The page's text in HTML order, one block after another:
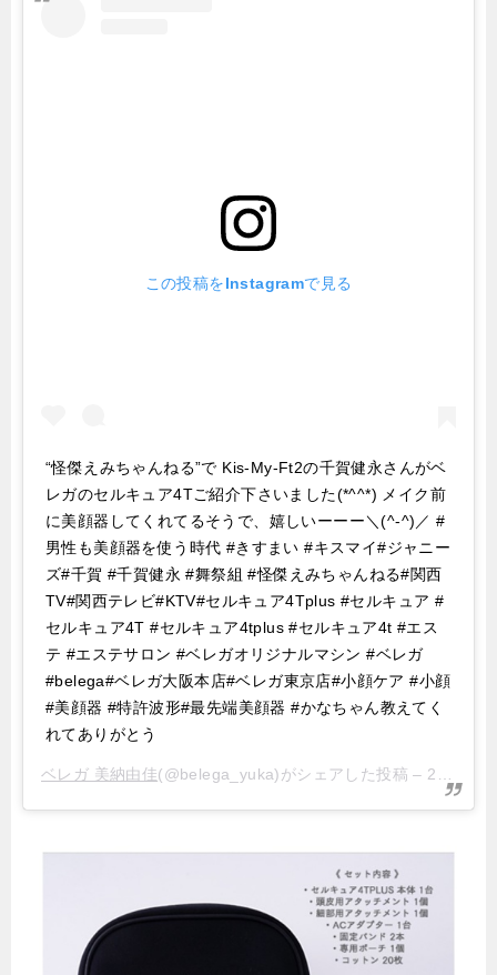
この投稿をInstagramで見る
“怪傑えみちゃんねる”で Kis-My-Ft2の千賀健永さんがベ
レガのセルキュア4Tご紹介下さいました(*^^*) メイク前
に美顔器してくれてるそうで、嬉しいーーー＼(^-^)／ #
男性も美顔器を使う時代 #きすまい #キスマイ#ジャニー
ズ#千賀 #千賀健永 #舞祭組 #怪傑えみちゃんねる#関西
TV#関西テレビ#KTV#セルキュア4Tplus #セルキュア #
セルキュア4T #セルキュア4tplus #セルキュア4t #エス
テ #エステサロン #ベレガオリジナルマシン #ベレガ
#belega#ベレガ大阪本店#ベレガ東京店#小顔ケア #小顔
#美顔器 #特許波形#最先端美顔器 #かなちゃん教えてく
れてありがとう
ベレガ 美納由佳(@belega_yuka)がシェアした投稿 – 2015年 3月月7日午後8時36分PST